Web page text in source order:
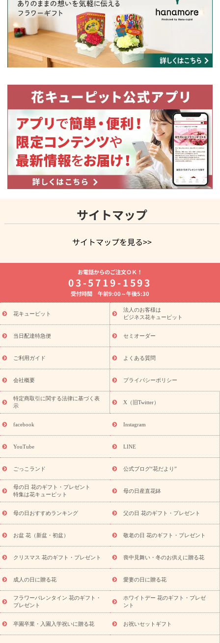
サイトマップ
サイトマップを見る>>
よく贈られる花
お祝いの花特集
誕生日フラワーギフト特集
8月の誕生花(トルコキキョウ)
開店・開業祝い
お供え・お悔やみ お供え・お悔やみの花
通夜・葬儀に贈る花 胡蝶蘭・花鉢
ーブドフラワー
季節のイベント
ひまわり ギフト・プレゼント
特集
お盆 花（新盆・初盆） 季節のイベント
お盆 花（新
盆・初盆）
お盆 花（新盆・初盆）
お盆・お供え 花とセットギ
フト
お盆・お供え プリザーブドフラワー
ひまわり ギフト・プ
レゼント特集
夏の花贈り・お中元・暑中見舞い 花のギフト特集
敬老の日におくる花ギフト・プレゼント特集
花ギフト・プレゼント特集
敬老の日 花のおすすめランキング
敬
老の日 花鉢植えのギフト・プレゼント特集
敬老の日 花とセットギ
フト・プレゼント特集
敬老の日の花 全てのギフト一覧
キャン
ペーン
映画『ウォーターガーディアンズ』コラボキャンペーン
「きょう誕生日なんです」キャンペーン
誕生日の花を探す
誕生日フラワーギフト 誕生日フラワーギフト特集
(トルコキキョウ)
9月の誕生花(リンドウ)
ら探す
お祝いの花特集 当日配達特急便 お祝い商品一覧
念日
結婚祝い 出産祝い 退院祝い・快気祝い
寿祝い
プチギフト ペットのお祝いフラワー
お供え・お悔やみの花
四十九日法要以降に贈る花
通夜・葬儀
ワー
ペットのお供えフラワー お盆（新盆・初盆）
その他
お祝い返し
お見舞い お取り寄せギフト ビジネス用
ご自宅
用
観葉植物 ミディ胡蝶蘭 プリザーブドフラワー
スタイル
から探す
え・お悔やみ
胡蝶蘭・花鉢
ミディ胡蝶蘭・お祝い
ミディ胡蝶蘭・お供え
世界初の青色胡蝶蘭 観葉植物
観葉植
物
産直多肉植物 プリザーブドフラワー お祝い
お供え・お
悔やみ
花とセットギフト セミオーダー
プチギフト
（hanamore -ハナモア-）
花とみどりのeギフト
トのeGfit
カラー ピンク イエローオレンジ レッド
お花の
お電話からのご注文ＯＫ！
03-5719-1593
受付時間 午前9:00～午後5:30
花キューピット
法人のお客様は
ビジネス花キューピット
当日配達特急便 セミオーダー
ご利用ガイド よくある質問
会社概要 プライバシーポリシー
特定商取引に関する法律に基づく表
示
X（旧Twitter）
facebook Instagram
YouTube LINE
ごっこランド 公式ブログ“花だより”
母の日 花のギフト・プレゼント
特集は花キューピット
母の日産直花鉢
母の日おすすめランキング 父の日 花のギフト・プレゼント
お盆 花（新盆・初盆） 敬老の日 花のギフト・プレゼント
クリスマス 花のギフト・プレゼント 喪中見舞い・冬のお供えに贈る花
成人の日に贈る花 愛妻の日に贈る花
フラワーバレンタイン 花のギフト・
プレゼント
ホワイトデー 花のギフト・プレゼ
ント
卒園卒業・入園入学祝いに贈る花 お祝いセットギフト